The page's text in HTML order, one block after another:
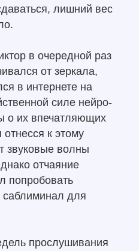
лишний вес
в очередной раз
от зеркала,
в интернете на
силе нейро-
о их впечатляющих
к этому
звуковые волны
отчаяние
попробовать
саблиминал для
прослушивания